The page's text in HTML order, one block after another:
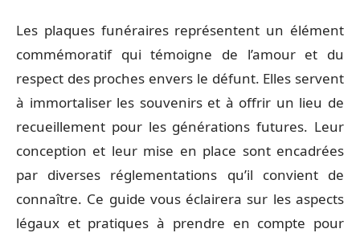
Les plaques funéraires représentent un élément
commémoratif qui témoigne de l’amour et du
respect des proches envers le défunt. Elles servent
à immortaliser les souvenirs et à offrir un lieu de
recueillement pour les générations futures. Leur
conception et leur mise en place sont encadrées
par diverses réglementations qu’il convient de
connaître. Ce guide vous éclairera sur les aspects
légaux et pratiques à prendre en compte pour